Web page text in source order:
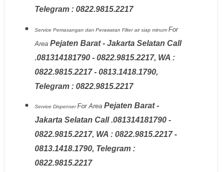
Telegram : 0822.9815.2217
Service Pemasangan dan Perawatan Filter air siap minum For
Area Pejaten Barat - Jakarta Selatan Call
.081314181790 - 0822.9815.2217, WA :
0822.9815.2217 - 0813.1418.1790,
Telegram : 0822.9815.2217
Service DispenserFor Area Pejaten Barat -
Jakarta Selatan Call .081314181790 -
0822.9815.2217, WA : 0822.9815.2217 -
0813.1418.1790, Telegram :
0822.9815.2217